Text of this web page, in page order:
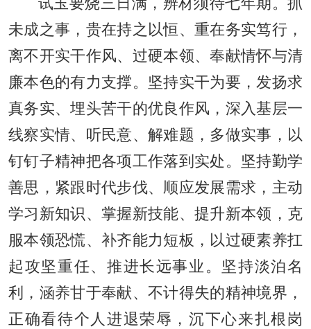
试玉要烧三日满，辨材须待七年期。抓
未成之事，贵在持之以恒、重在务实笃行，
离不开实干作风、过硬本领、奉献情怀与清
廉本色的有力支撑。坚持实干为要，发扬求
真务实、埋头苦干的优良作风，深入基层一
线察实情、听民意、解难题，多做实事，以
钉钉子精神把各项工作落到实处。坚持勤学
善思，紧跟时代步伐、顺应发展需求，主动
学习新知识、掌握新技能、提升新本领，克
服本领恐慌、补齐能力短板，以过硬素养扛
起攻坚重任、推进长远事业。坚持淡泊名
利，涵养甘于奉献、不计得失的精神境界，
正确看待个人进退荣辱，沉下心来扎根岗